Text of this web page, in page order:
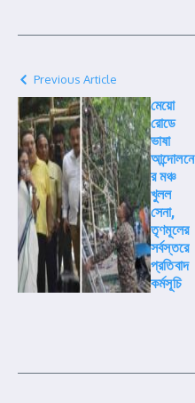
Previous Article
মেয়ো
রোডে
ভাষা
আন্দোলনে
র মঞ্চ
খুলল
সেনা,
তৃণমূলের
সর্বস্তরে
প্রতিবাদ
কর্মসূচি